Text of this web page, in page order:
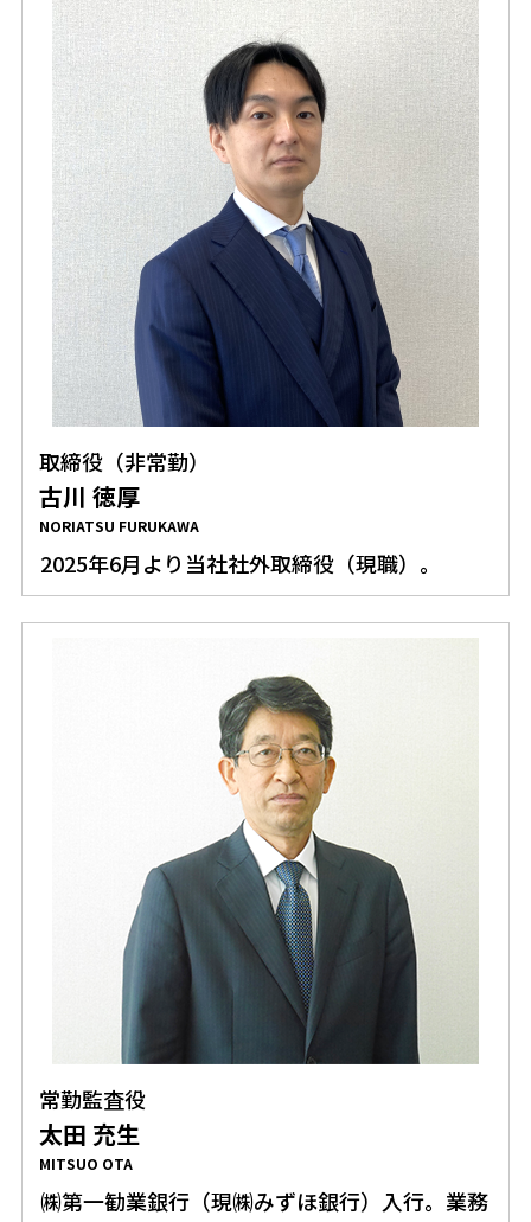
取締役（非常勤）
古川 徳厚
NORIATSU FURUKAWA
2025年6月より当社社外取締役（現職）。
常勤監査役
太田 充生
MITSUO OTA
㈱第一勧業銀行（現㈱みずほ銀行）入行。業務